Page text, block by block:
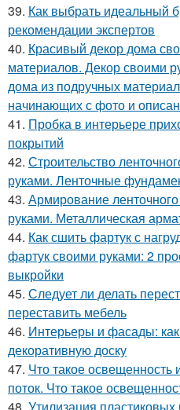
39. Как выбрать идеальный
рекомендации экспертов
40. Красивый декор дома
материалов. Декор своими
дома из подручных
начинающих с фото и
41. Пробка в интерьере
покрытий
42. Строительство
руками. Ленточные
43. Армирование
руками. Металлическая
44. Как сшить фартук с
фартук своими руками: 2
выкройки
45. Следует ли делать
переставить мебель
46. Интерьеры и фасады:
декоративную доску
47. Что такое освещенность
поток. Что такое